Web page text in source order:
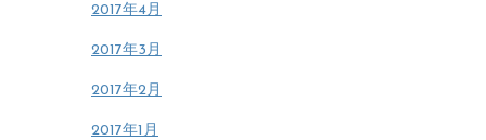
2017年4月
2017年3月
2017年2月
2017年1月